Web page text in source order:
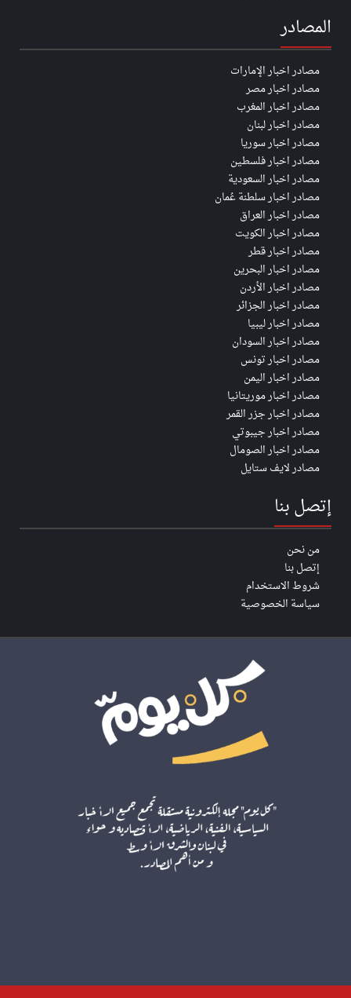
المصادر
مصادر اخبار الإمارات
مصادر اخبار مصر
مصادر اخبار المغرب
مصادر اخبار لبنان
مصادر اخبار سوريا
مصادر اخبار فلسطين
مصادر اخبار السعودية
مصادر اخبار سلطنة عُمان
مصادر اخبار العراق
مصادر اخبار الكويت
مصادر اخبار قطر
مصادر اخبار البحرين
مصادر اخبار الأردن
مصادر اخبار الجزائر
مصادر اخبار ليبيا
مصادر اخبار السودان
مصادر اخبار تونس
مصادر اخبار اليمن
مصادر اخبار موريتانيا
مصادر اخبار جزر القمر
مصادر اخبار جيبوتي
مصادر اخبار الصومال
مصادر لايف ستايل
إتصل بنا
من نحن
إتصل بنا
شروط الاستخدام
سياسة الخصوصية